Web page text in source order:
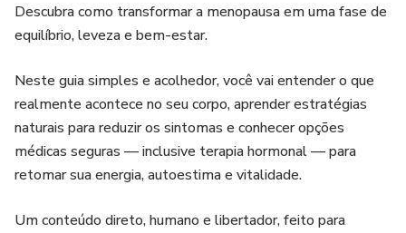
Descubra como transformar a menopausa em uma fase de
equilíbrio, leveza e bem-estar.
Neste guia simples e acolhedor, você vai entender o que
realmente acontece no seu corpo, aprender estratégias
naturais para reduzir os sintomas e conhecer opções
médicas seguras — inclusive terapia hormonal — para
retomar sua energia, autoestima e vitalidade.
Um conteúdo direto, humano e libertador, feito para